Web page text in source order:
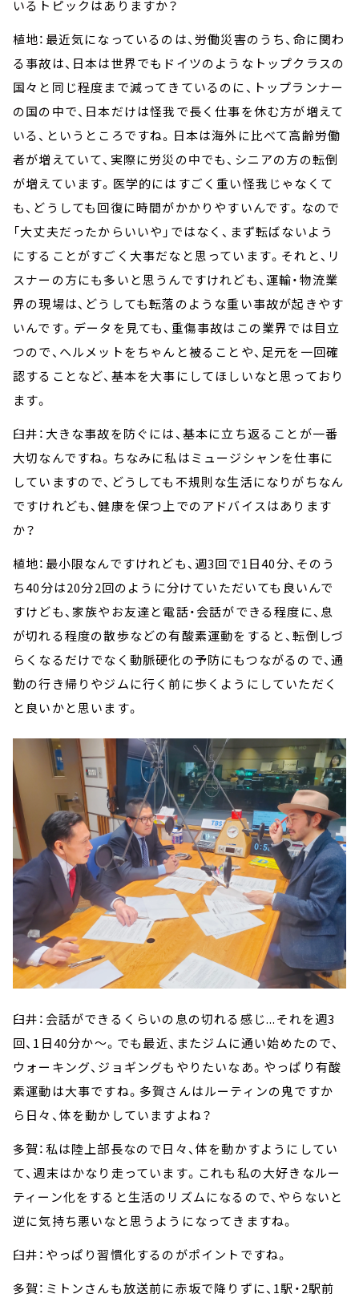
いるトピックはありますか？
植地：最近気になっているのは、労働災害のうち、命に関わ
る事故は、日本は世界でもドイツのようなトップクラスの
国々と同じ程度まで減ってきているのに、トップランナー
の国の中で、日本だけは怪我で長く仕事を休む方が増えて
いる、というところですね。日本は海外に比べて高齢労働
者が増えていて、実際に労災の中でも、シニアの方の転倒
が増えています。医学的にはすごく重い怪我じゃなくて
も、どうしても回復に時間がかかりやすいんです。なので
「大丈夫だったからいいや」ではなく、まず転ばないよう
にすることがすごく大事だなと思っています。それと、リ
スナーの方にも多いと思うんですけれども、運輸・物流業
界の現場は、どうしても転落のような重い事故が起きやす
いんです。データを見ても、重傷事故はこの業界では目立
つので、ヘルメットをちゃんと被ることや、足元を一回確
認することなど、基本を大事にしてほしいなと思っており
ます。
臼井：大きな事故を防ぐには、基本に立ち返ることが一番
大切なんですね。ちなみに私はミュージシャンを仕事に
していますので、どうしても不規則な生活になりがちなん
ですけれども、健康を保つ上でのアドバイスはあります
か？
植地：最小限なんですけれども、週3回で1日40分、そのう
ち40分は20分2回のように分けていただいても良いんで
すけども、家族やお友達と電話・会話ができる程度に、息
が切れる程度の散歩などの有酸素運動をすると、転倒しづ
らくなるだけでなく動脈硬化の予防にもつながるので、通
勤の行き帰りやジムに行く前に歩くようにしていただく
と良いかと思います。
臼井：会話ができるくらいの息の切れる感じ...それを週3
回、1日40分か～。でも最近、またジムに通い始めたので、
ウォーキング、ジョギングもやりたいなあ。やっぱり有酸
素運動は大事ですね。多賀さんはルーティンの鬼ですか
ら日々、体を動かしていますよね？
多賀：私は陸上部長なので日々、体を動かすようにしてい
て、週末はかなり走っています。これも私の大好きなルー
ティーン化をすると生活のリズムになるので、やらないと
逆に気持ち悪いなと思うようになってきますね。
臼井：やっぱり習慣化するのがポイントですね。
多賀：ミトンさんも放送前に赤坂で降りずに、1駅・2駅前